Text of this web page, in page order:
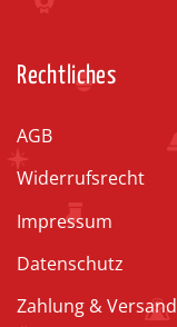
Rechtliches
AGB
Widerrufsrecht
Impressum
Datenschutz
Zahlung & Versand